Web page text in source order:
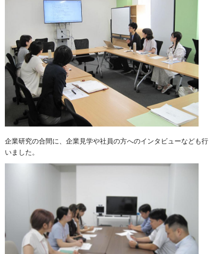
企業研究の合間に、企業見学や社員の方へのインタビューなども行
いました。